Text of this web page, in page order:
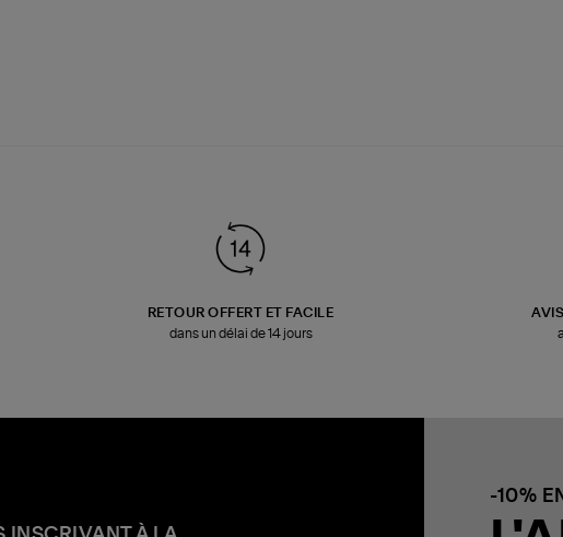
RETOUR OFFERT ET FACILE
dans un délai de 14 jours
-10%